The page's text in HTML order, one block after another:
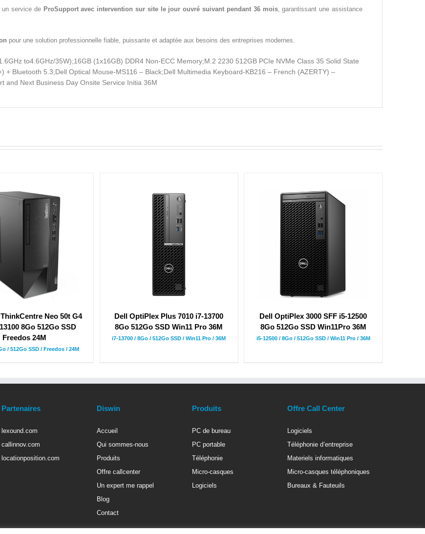
un service de ProSupport avec intervention sur site le jour ouvré suivant pendant 36 mois, garantissant une assistance
pour une solution professionnelle fiable, puissante et adaptée aux besoins des entreprises modernes.
to4.6GHz/35W);16GB (1x16GB) DDR4 Non-ECC Memory;M.2 2230 512GB PCIe NVMe Class 35 Solid State
+ Bluetooth 5.3;Dell Optical Mouse-MS116 – Black;Dell Multimedia Keyboard-KB216 – French (AZERTY) –
and Next Business Day Onsite Service Initia 36M
Neo 50t G4
8Go 512Go SSD
Freedos 24M
/ 512Go SSD / Freedos / 24M
Dell OptiPlex Plus 7010 i7-13700
8Go 512Go SSD Win11 Pro 36M
i7-13700 / 8Go / 512Go SSD / Win11 Pro / 36M
Dell OptiPlex 3000 SFF i5-12500
8Go 512Go SSD Win11Pro 36M
i5-12500 / 8Go / 512Go SSD / Win11 Pro / 36M
Partenaires
lexound.com
callinnov.com
locationposition.com
Diswin
Accueil
Qui sommes-nous
Produits
Offre callcenter
Un expert me rappel
Blog
Contact
Produits
PC de bureau
PC portable
Téléphonie
Micro-casques
Logiciels
Offre Call Center
Logiciels
Téléphonie d’entreprise
Materiels informatiques
Micro-casques téléphoniques
Bureaux & Fauteuils